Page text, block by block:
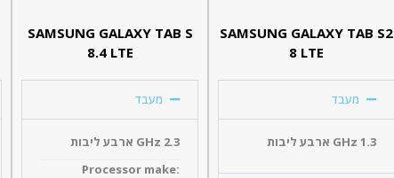
SAMSUNG GALAXY TAB S2
8 LTE
מעבד
1.3 GHz ארבע ליבות
SAMSUNG GALAXY TAB S
8.4 LTE
מעבד
2.3 GHz ארבע ליבות
Processor make: